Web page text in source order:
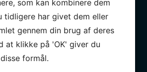
i Aalborg kan du tegne en
som kan kombinere dem
tidligere har givet dem eller
gennem din brug af deres
at klikke på 'OK' giver du
formål.